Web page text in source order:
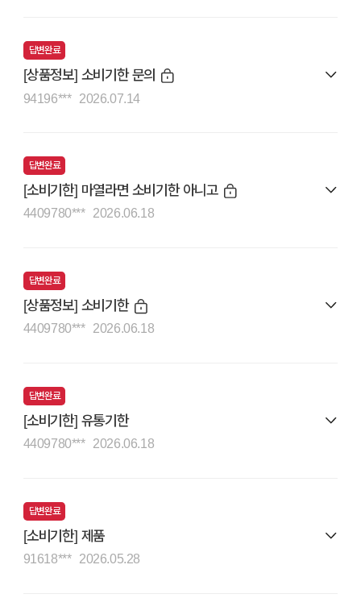
답변완료
[상품정보] 소비기한 문의
94196*** 2026.07.14
답변완료
[소비기한] 마열라면 소비기한 아니고
4409780*** 2026.06.18
답변완료
[상품정보] 소비기한
4409780*** 2026.06.18
답변완료
[소비기한] 유통기한
4409780*** 2026.06.18
답변완료
[소비기한] 제품
91618*** 2026.05.28